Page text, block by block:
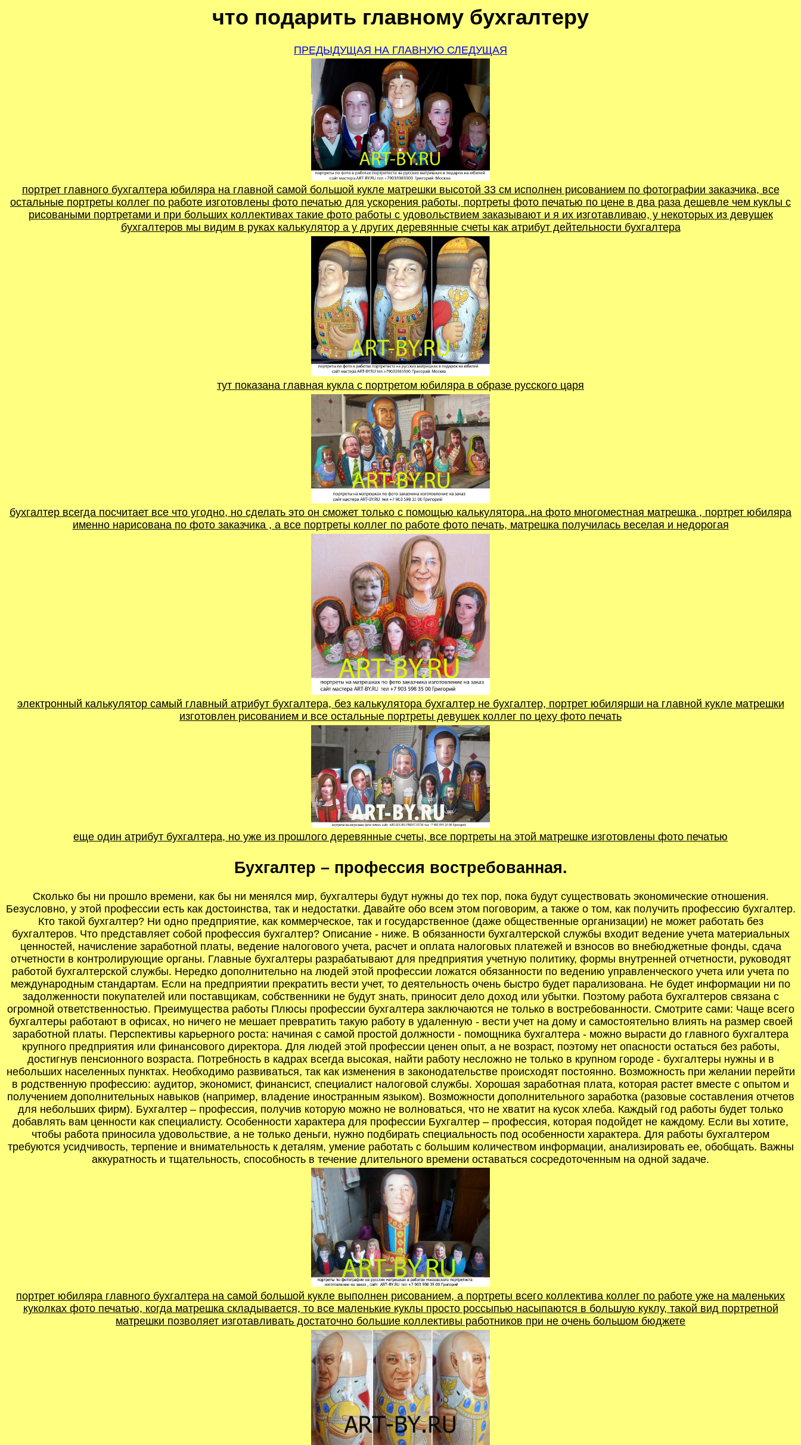
что подарить главному бухгалтеру
ПРЕДЫДУЩАЯ НА ГЛАВНУЮ СЛЕДУЩАЯ
портрет главного бухгалтера юбиляра на главной самой большой кукле матрешки высотой 33 см исполнен рисованием по фотографии заказчика, все
остальные портреты коллег по работе изготовлены фото печатью для ускорения работы, портреты фото печатью по цене в два раза дешевле чем куклы с
рисоваными портретами и при больших коллективах такие фото работы с удовольствием заказывают и я их изготавливаю, у некоторых из девушек
бухгалтеров мы видим в руках калькулятор а у других деревянные счеты как атрибут дейтельности бухгалтера
тут показана главная кукла с портретом юбиляра в образе русского царя
бухгалтер всегда посчитает все что угодно, но сделать это он сможет только с помощью калькулятора..на фото многоместная матрешка , портрет юбиляра
именно нарисована по фото заказчика , а все портреты коллег по работе фото печать, матрешка получилась веселая и недорогая
электронный калькулятор самый главный атрибут бухгалтера, без калькулятора бухгалтер не бухгалтер, портрет юбилярши на главной кукле матрешки
изготовлен рисованием и все остальные портреты девушек коллег по цеху фото печать
еще один атрибут бухгалтера, но уже из прошлого деревянные счеты, все портреты на этой матрешке изготовлены фото печатью
Бухгалтер – профессия востребованная.
Сколько бы ни прошло времени, как бы ни менялся мир, бухгалтеры будут нужны до тех пор, пока будут существовать экономические отношения.
Безусловно, у этой профессии есть как достоинства, так и недостатки. Давайте обо всем этом поговорим, а также о том, как получить профессию бухгалтер.
Кто такой бухгалтер? Ни одно предприятие, как коммерческое, так и государственное (даже общественные организации) не может работать без
бухгалтеров. Что представляет собой профессия бухгалтер? Описание - ниже. В обязанности бухгалтерской службы входит ведение учета материальных
ценностей, начисление заработной платы, ведение налогового учета, расчет и оплата налоговых платежей и взносов во внебюджетные фонды, сдача
отчетности в контролирующие органы. Главные бухгалтеры разрабатывают для предприятия учетную политику, формы внутренней отчетности, руководят
работой бухгалтерской службы. Нередко дополнительно на людей этой профессии ложатся обязанности по ведению управленческого учета или учета по
международным стандартам. Если на предприятии прекратить вести учет, то деятельность очень быстро будет парализована. Не будет информации ни по
задолженности покупателей или поставщикам, собственники не будут знать, приносит дело доход или убытки. Поэтому работа бухгалтеров связана с
огромной ответственностью. Преимущества работы Плюсы профессии бухгалтера заключаются не только в востребованности. Смотрите сами: Чаще всего
бухгалтеры работают в офисах, но ничего не мешает превратить такую работу в удаленную - вести учет на дому и самостоятельно влиять на размер своей
заработной платы. Перспективы карьерного роста: начиная с самой простой должности - помощника бухгалтера - можно вырасти до главного бухгалтера
крупного предприятия или финансового директора. Для людей этой профессии ценен опыт, а не возраст, поэтому нет опасности остаться без работы,
достигнув пенсионного возраста. Потребность в кадрах всегда высокая, найти работу несложно не только в крупном городе - бухгалтеры нужны и в
небольших населенных пунктах. Необходимо развиваться, так как изменения в законодательстве происходят постоянно. Возможность при желании перейти
в родственную профессию: аудитор, экономист, финансист, специалист налоговой службы. Хорошая заработная плата, которая растет вместе с опытом и
получением дополнительных навыков (например, владение иностранным языком). Возможности дополнительного заработка (разовые составления отчетов
для небольших фирм). Бухгалтер – профессия, получив которую можно не волноваться, что не хватит на кусок хлеба. Каждый год работы будет только
добавлять вам ценности как специалисту. Особенности характера для профессии Бухгалтер – профессия, которая подойдет не каждому. Если вы хотите,
чтобы работа приносила удовольствие, а не только деньги, нужно подбирать специальность под особенности характера. Для работы бухгалтером
требуются усидчивость, терпение и внимательность к деталям, умение работать с большим количеством информации, анализировать ее, обобщать. Важны
аккуратность и тщательность, способность в течение длительного времени оставаться сосредоточенным на одной задаче.
портрет юбиляра главного бухгалтера на самой большой кукле выполнен рисованием, а портреты всего коллектива коллег по работе уже на маленьких
куколках фото печатью, когда матрешка складывается, то все маленькие куклы просто россыпью насыпаются в большую куклу, такой вид портретной
матрешки позволяет изготавливать достаточно большие коллективы работников при не очень большом бюджете